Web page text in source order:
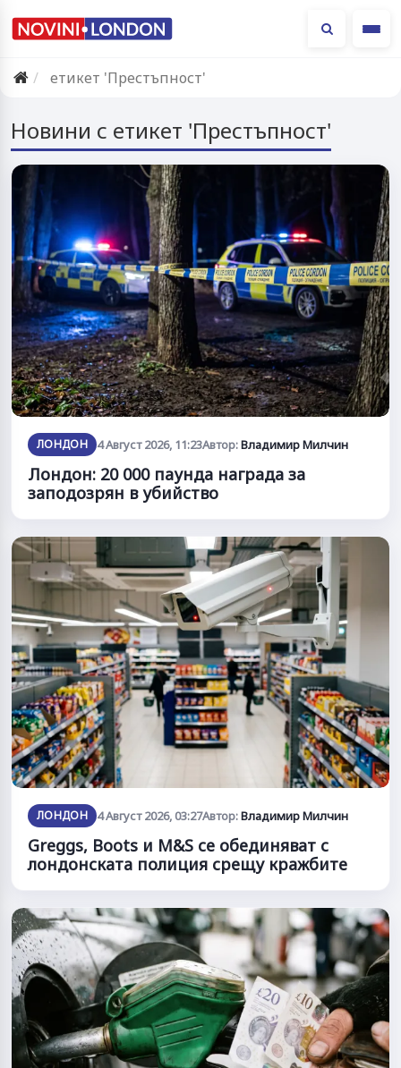
етикет 'Престъпност'
Новини с етикет 'Престъпност'
ЛОНДОН 4 Август 2026, 11:23Автор:Владимир Милчин
Лондон: 20 000 паунда награда за
заподозрян в убийство
ЛОНДОН 4 Август 2026, 03:27Автор:Владимир Милчин
Greggs, Boots и M&S се обединяват с
лондонската полиция срещу кражбите